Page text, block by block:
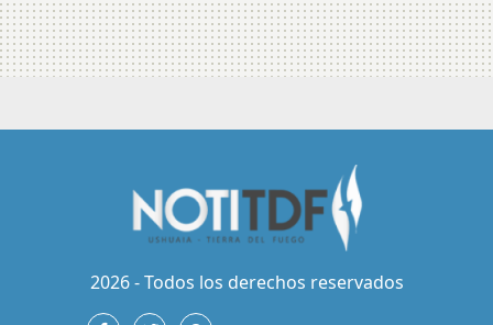
2026 - Todos los derechos reservados